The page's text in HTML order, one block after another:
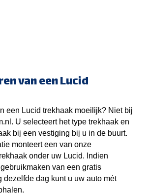
van een Lucid
een Lucid trekhaak moeilijk? Niet bij
U selecteert het type trekhaak en
bij een vestiging bij u in de buurt.
monteert een van onze
onder uw Lucid. Indien
van een gratis
dezelfde dag kunt u uw auto mét